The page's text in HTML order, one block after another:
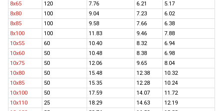
8х65
120 7.76 6.21
5.17
8х80
100 9.04 7.23
6.02
8х85
100 9.58 7.66
6.38
8х100
100 11.83 9.46
7.88
10x55
60 10.40 8.32
6.94
10х60
50 10.48 8.38
6.98
10х75
50 12.06 9.65
8.04
10x80
50 15.48 12.38
10.32
10х85
50 15.35 12.28
10.24
10x100
50 17.59 14.07
11.72
10x110
25 18.29 14.63
12.19